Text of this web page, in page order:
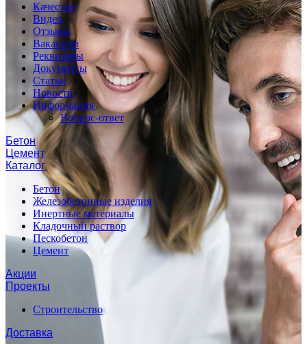
Качество
Видео
Отзывы
Вакансии
Реквизиты
Документы
Статьи
Новости
Информация
Вопрос-ответ
Бетон
Цемент
Каталог
Бетон
Железобетонные изделия
Инертные материалы
Кладочный раствор
Пескобетон
Цемент
Акции
Проекты
Строительство
Доставка